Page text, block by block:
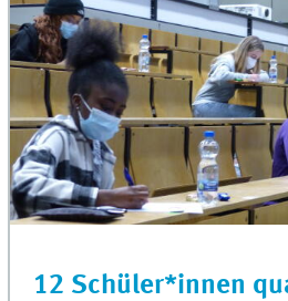
12 Schüler*innen